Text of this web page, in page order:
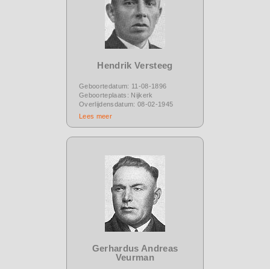
Hendrik Versteeg
Geboortedatum: 11-08-1896
Geboorteplaats: Nijkerk
Overlijdensdatum: 08-02-1945
Lees meer
Gerhardus Andreas
Veurman